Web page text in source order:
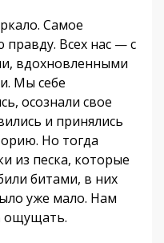
Самое
Всех нас — с
вдохновленными
Мы себе
осознали свое
и принялись
Но тогда
из песка, которые
битами, в них
уже мало. Нам
ощущать.